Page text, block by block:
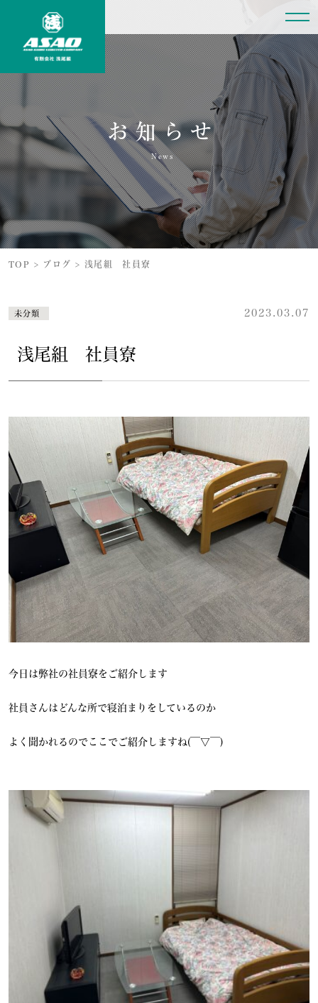
お知らせ
News
TOP > ブログ > 浅尾組 社員寮
未分類 2023.03.07
浅尾組 社員寮
今日は弊社の社員寮をご紹介します
社員さんはどんな所で寝泊まりをしているのか
よく聞かれるのでここでご紹介しますね(￣▽￣)